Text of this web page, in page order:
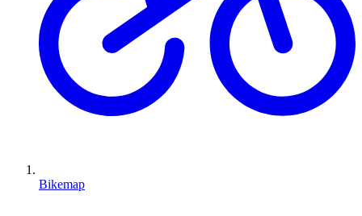
Bikemap